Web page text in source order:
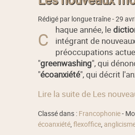
Rédigé par longue traîne -29
C haque année, le
intégrant de
préoccupations
"greenwashing", qui
"écoanxiété", qui décrit
Lire la suite de Les
Classé dans : Francophonie-
écoanxiété, flexoffice,